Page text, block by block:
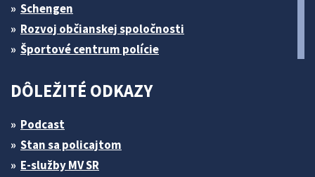
Schengen
Rozvoj občianskej spoločnosti
Športové centrum polície
DÔLEŽITÉ ODKAZY
Podcast
Stan sa policajtom
E-služby MV SR